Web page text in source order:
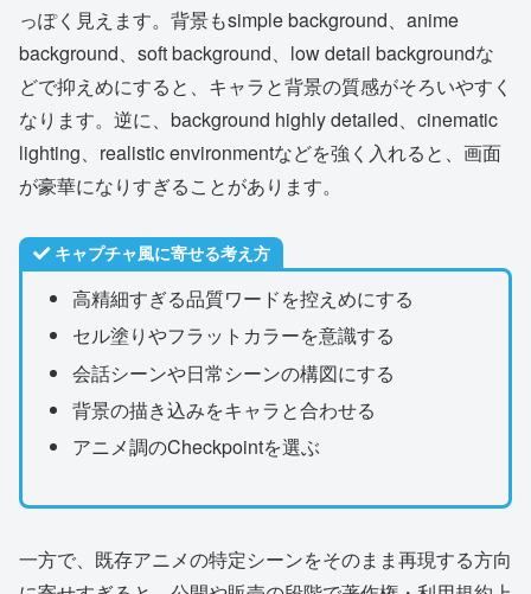
っぽく見えます。背景もsimple background、anime
background、soft background、low detail backgroundな
どで抑えめにすると、キャラと背景の質感がそろいやすく
なります。逆に、background highly detailed、cinematic
lighting、realistic environmentなどを強く入れると、画面
が豪華になりすぎることがあります。
キャプチャ風に寄せる考え方
高精細すぎる品質ワードを控えめにする
セル塗りやフラットカラーを意識する
会話シーンや日常シーンの構図にする
背景の描き込みをキャラと合わせる
アニメ調のCheckpointを選ぶ
一方で、既存アニメの特定シーンをそのまま再現する方向